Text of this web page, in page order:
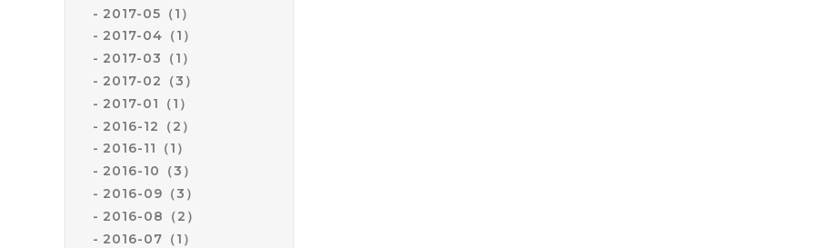
2017-05（1）
2017-04（1）
2017-03（1）
2017-02（3）
2017-01（1）
2016-12（2）
2016-11（1）
2016-10（3）
2016-09（3）
2016-08（2）
2016-07（1）